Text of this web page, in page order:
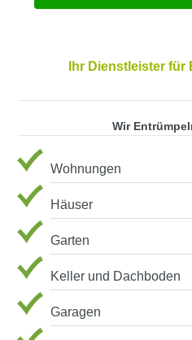
Ihr Dienstleister
Wir
Wohnungen
Häuser
Garten
Keller und Dachboden
Garagen